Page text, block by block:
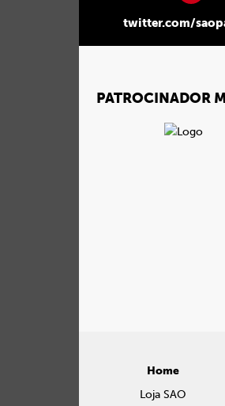
twitter.com/
PATROCINADOR
Home
Loja SAO